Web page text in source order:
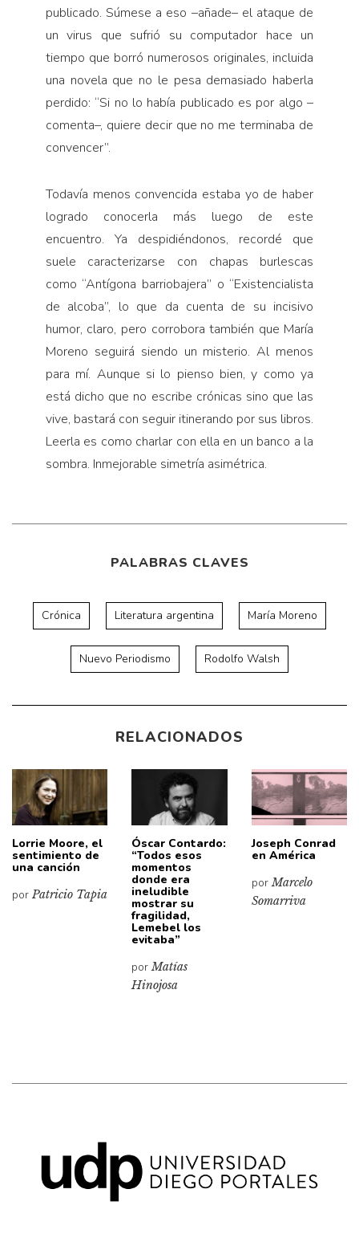
publicado. Súmese a eso –añade– el ataque de
un virus que sufrió su computador hace un
tiempo que borró numerosos originales, incluida
una novela que no le pesa demasiado haberla
perdido: “Si no lo había publicado es por algo –
comenta–, quiere decir que no me terminaba de
convencer”.
Todavía menos convencida estaba yo de haber
logrado conocerla más luego de este
encuentro. Ya despidiéndonos, recordé que
suele caracterizarse con chapas burlescas
como “Antígona barriobajera” o “Existencialista
de alcoba”, lo que da cuenta de su incisivo
humor, claro, pero corrobora también que María
Moreno seguirá siendo un misterio. Al menos
para mí. Aunque si lo pienso bien, y como ya
está dicho que no escribe crónicas sino que las
vive, bastará con seguir itinerando por sus libros.
Leerla es como charlar con ella en un banco a la
sombra. Inmejorable simetría asimétrica.
PALABRAS CLAVES
Crónica Literatura argentina María Moreno
Nuevo Periodismo Rodolfo Walsh
RELACIONADOS
Lorrie Moore, el
sentimiento de
una canción
porPatricio Tapia
Óscar Contardo:
“Todos esos
momentos
donde era
ineludible
mostrar su
fragilidad,
Lemebel los
evitaba”
porMatías
Hinojosa
Joseph Conrad
en América
porMarcelo
Somarriva